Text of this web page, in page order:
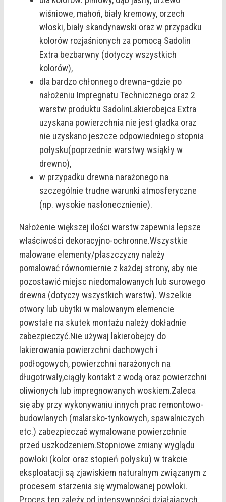
wiśniowe, mahoń, biały kremowy, orzech
włoski, biały skandynawski oraz w przypadku
kolorów rozjaśnionych za pomocą Sadolin
Extra bezbarwny (dotyczy wszystkich
kolorów),
dla bardzo chłonnego drewna–gdzie po
nałożeniu Impregnatu Technicznego oraz 2
warstw produktu SadolinLakierobejca Extra
uzyskana powierzchnia nie jest gładka oraz
nie uzyskano jeszcze odpowiedniego stopnia
połysku(poprzednie warstwy wsiąkły w
drewno),
w przypadku drewna narażonego na
szczególnie trudne warunki atmosferyczne
(np. wysokie nasłonecznienie).
Nałożenie większej ilości warstw zapewnia lepsze
właściwości dekoracyjno-ochronne.Wszystkie
malowane elementy/płaszczyzny należy
pomalować równomiernie z każdej strony, aby nie
pozostawić miejsc niedomalowanych lub surowego
drewna (dotyczy wszystkich warstw). Wszelkie
otwory lub ubytki w malowanym elemencie
powstałe na skutek montażu należy dokładnie
zabezpieczyć.Nie używaj lakierobejcy do
lakierowania powierzchni dachowych i
podłogowych, powierzchni narażonych na
długotrwały,ciągły kontakt z wodą oraz powierzchni
oliwionych lub impregnowanych woskiem.Zaleca
się aby przy wykonywaniu innych prac remontowo-
budowlanych (malarsko-tynkowych, spawalniczych
etc.) zabezpieczać wymalowane powierzchnie
przed uszkodzeniem.Stopniowe zmiany wyglądu
powłoki (kolor oraz stopień połysku) w trakcie
eksploatacji są zjawiskiem naturalnym związanym z
procesem starzenia się wymalowanej powłoki.